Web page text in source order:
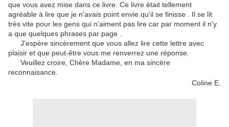
que vous avez mise dans ce livre. Ce livre était tellement
agréable à lire que je n'avais point envie qu'il se finisse . Il se lit
très vite pour les gens qui n'aiment pas lire car par moment il n'y
a que quelques phrases par page .
J'espère sincèrement que vous allez lire cette lettre avec
plaisir et que peut-être vous me renverrez une réponse.
Veuillez croire, Chère Madame, en ma sincère
reconnaisance.
Coline E.